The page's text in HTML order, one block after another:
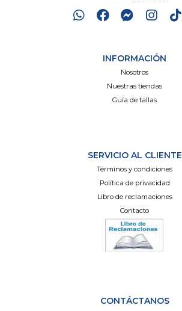
INFORMACIÓN
Nosotros
Nuestras tiendas
Guía de tallas
SERVICIO AL CLIENTE
Términos y condiciones
Política de privacidad
Libro de reclamaciones
Contacto
CONTÁCTANOS